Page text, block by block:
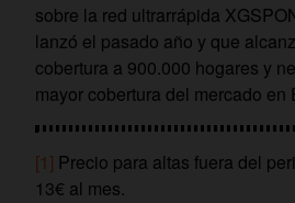
sobre la red ultrarrápida
lanzó el pasado año y que
cobertura a 900.000 hogares y
mayor cobertura del mercado en
[1] Precio para altas fuera del
13€ al mes.